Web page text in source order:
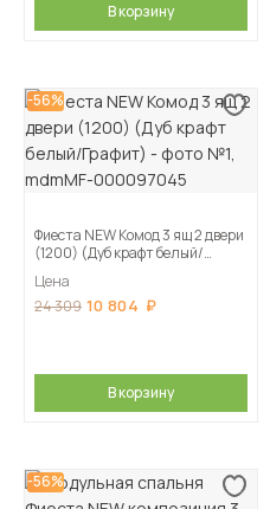
В корзину
-56%
Фиеста NEW Комод 3 ящ 2 двери
(1200) (Дуб крафт белый/
Цена
24 309 10 804
В корзину
-56%